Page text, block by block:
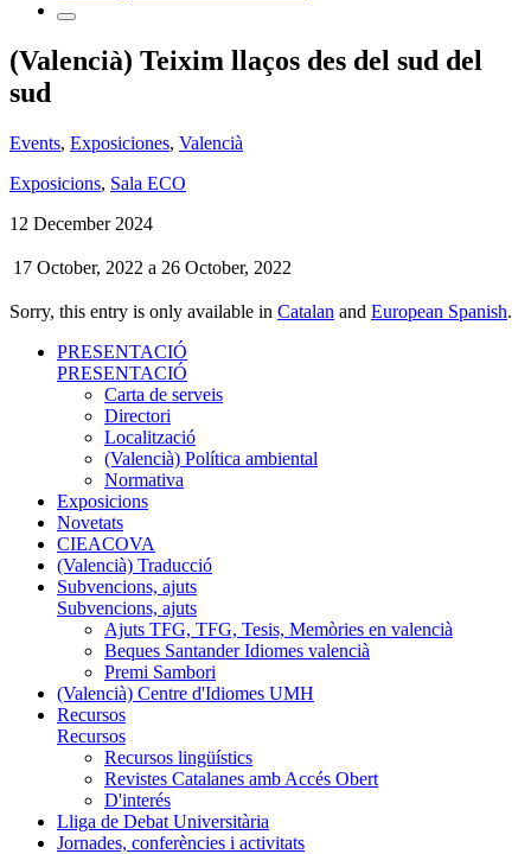
(Valencià) Teixim llaços des del sud del
sud
Events, Exposiciones, Valencià
Exposicions, Sala ECO
12 December 2024
17 October, 2022 a 26 October, 2022
Sorry, this entry is only available in Catalan and European Spanish.
PRESENTACIÓ
PRESENTACIÓ
Carta de serveis
Directori
Localització
(Valencià) Política ambiental
Normativa
Exposicions
Novetats
CIEACOVA
(Valencià) Traducció
Subvencions, ajuts
Subvencions, ajuts
Ajuts TFG, TFG, Tesis, Memòries en valencià
Beques Santander Idiomes valencià
Premi Sambori
(Valencià) Centre d'Idiomes UMH
Recursos
Recursos
Recursos lingüístics
Revistes Catalanes amb Accés Obert
D'interés
Lliga de Debat Universitària
Jornades, conferències i activitats